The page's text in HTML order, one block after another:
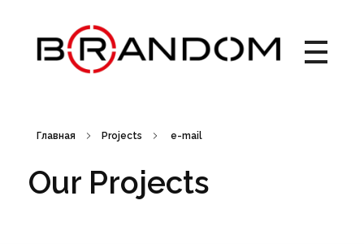
Главная Projects e-mail
Our Projects